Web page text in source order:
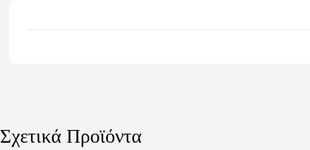
Σχετικά Προϊόντα